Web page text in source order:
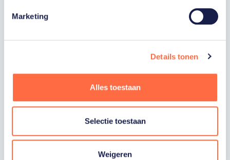
Marketing
Details tonen
Alles toestaan
Selectie toestaan
Weigeren
Staatsloterij is trotse hoofdsponsor van
sportiefste land van de wereld maken.